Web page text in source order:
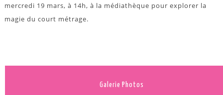
mercredi 19 mars, à 14h, à la médiathèque pour explorer la
magie du court métrage.
Galerie Photos